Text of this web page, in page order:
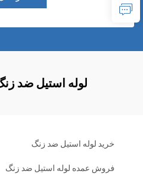
لوله استیل ضد
خرید لوله استیل ضد زنگ
فروش عمده لوله استیل ضد زنگ